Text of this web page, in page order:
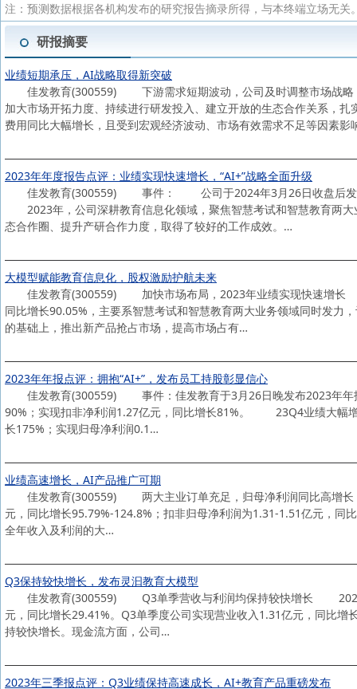
注：预测数据根据各机构发布的研究报告摘录所得，与本终端立场无
研报摘要
业绩短期承压，AI战略取得新突破
佳发教育(300559) 下游需求短期波动，公司及时调整市场战略
加大市场开拓力度、持续进行研发投入、建立开放的生态合作关系，
费用同比大幅增长，且受到宏观经济波动、市场有效需求不足等因素影
2023年年度报告点评：业绩实现快速增长，“AI+”战略全面升级
佳发教育(300559) 事件： 公司于2024年3月26日收盘后发
2023年，公司深耕教育信息化领域，聚焦智慧考试和智慧教育两大
态合作圈、提升产研合作力度，取得了较好的工作成效。…
大模型赋能教育信息化，股权激励护航未来
佳发教育(300559) 加快市场布局，2023年业绩实现快速增长
同比增长90.05%，主要系智慧考试和智慧教育两大业务领域同时发力
的基础上，推出新产品抢占市场，提高市场占有…
2023年年报点评：拥抱“AI+”，发布员工持股彰显信心
佳发教育(300559) 事件：佳发教育于3月26日晚发布2023年年报
90%；实现扣非净利润1.27亿元，同比增长81%。 23Q4业绩大幅
长175%；实现归母净利润0.1…
业绩高速增长，AI产品推广可期
佳发教育(300559) 两大主业订单充足，归母净利润同比高增长
元，同比增长95.79%-124.8%；扣非归母净利润为1.31-1.51亿元，同
全年收入及利润的大…
Q3保持较快增长，发布灵汩教育大模型
佳发教育(300559) Q3单季营收与利润均保持较快增长 2023年
元，同比增长29.41%。Q3单季度公司实现营业收入1.31亿元，同比
持较快增长。现金流方面，公司…
2023年三季报点评：Q3业绩保持高速成长，AI+教育产品重磅发布